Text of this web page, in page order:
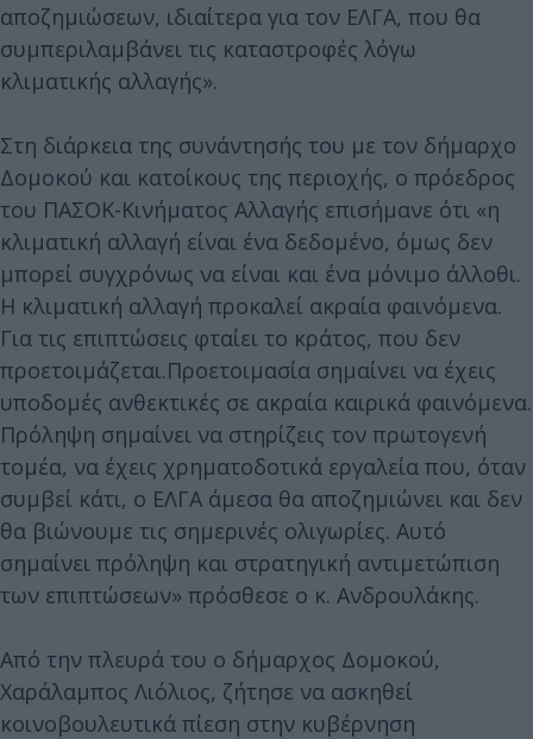
αποζημιώσεων, ιδιαίτερα για τον ΕΛΓΑ, που θα
συμπεριλαμβάνει τις καταστροφές λόγω
κλιματικής αλλαγής».
Στη διάρκεια της συνάντησής του με τον δήμαρχο
Δομοκού και κατοίκους της περιοχής, ο πρόεδρος
του ΠΑΣΟΚ-Κινήματος Αλλαγής επισήμανε ότι «η
κλιματική αλλαγή είναι ένα δεδομένο, όμως δεν
μπορεί συγχρόνως να είναι και ένα μόνιμο άλλοθι.
Η κλιματική αλλαγή προκαλεί ακραία φαινόμενα.
Για τις επιπτώσεις φταίει το κράτος, που δεν
προετοιμάζεται.Προετοιμασία σημαίνει να έχεις
υποδομές ανθεκτικές σε ακραία καιρικά φαινόμενα.
Πρόληψη σημαίνει να στηρίζεις τον πρωτογενή
τομέα, να έχεις χρηματοδοτικά εργαλεία που, όταν
συμβεί κάτι, ο ΕΛΓΑ άμεσα θα αποζημιώνει και δεν
θα βιώνουμε τις σημερινές ολιγωρίες. Αυτό
σημαίνει πρόληψη και στρατηγική αντιμετώπιση
των επιπτώσεων» πρόσθεσε ο κ. Ανδρουλάκης.
Από την πλευρά του ο δήμαρχος Δομοκού,
Χαράλαμπος Λιόλιος, ζήτησε να ασκηθεί
κοινοβουλευτικά πίεση στην κυβέρνηση